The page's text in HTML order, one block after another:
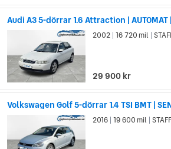
2002 16 720 mil
29 900 kr
Volkswagen Golf 5-dörrar 1.4 TSI BMT |
2016 19 600 mil